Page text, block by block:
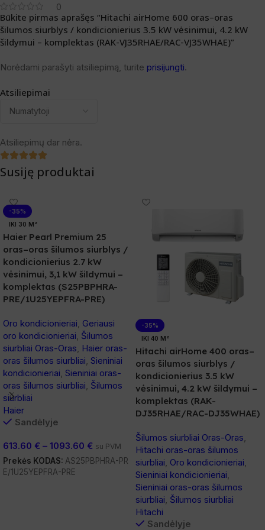
0
Atsiliepimai
Atsiliepimų dar nėra.
Būkite pirmas aprašęs “Hitachi airHome 600 oras–oras
šilumos siurblys / kondicionierius 3.5 kW vėsinimui, 4.2 kW
šildymui – komplektas (RAK-VJ35RHAE/RAC-VJ35WHAE)”
Norėdami parašyti atsiliepimą, turite prisijungti.
Susiję produktai
-35%
IKI 30 M²
Haier Pearl Premium 25
oras–oras šilumos siurblys /
kondicionierius 2.7 kW
vėsinimui, 3,1 kW šildymui –
komplektas (S25PBPHRA-
PRE/1U25YEPFRA-PRE)
Oro kondicionieriai, Geriausi
oro kondicionieriai, Šilumos
siurbliai Oras-Oras, Haier oras-
oras šilumos siurbliai, Sieniniai
kondicionieriai, Sieniniai oras-
oras šilumos siurbliai, Šilumos
siurbliai
Haier
Sandėlyje
613.60 € – 1093.60 € su PVM
Prekės KODAS: AS25PBPHRA-PR
E/1U25YEPFRA-PRE
-35%
IKI 40 M²
Hitachi airHome 400 oras–
oras šilumos siurblys /
kondicionierius 3.5 kW
vėsinimui, 4.2 kW šildymui –
komplektas (RAK-
DJ35RHAE/RAC-DJ35WHAE)
Šilumos siurbliai Oras-Oras,
Hitachi oras-oras šilumos
siurbliai, Oro kondicionieriai,
Sieniniai kondicionieriai,
Sieniniai oras-oras šilumos
siurbliai, Šilumos siurbliai
Hitachi
Sandėlyje